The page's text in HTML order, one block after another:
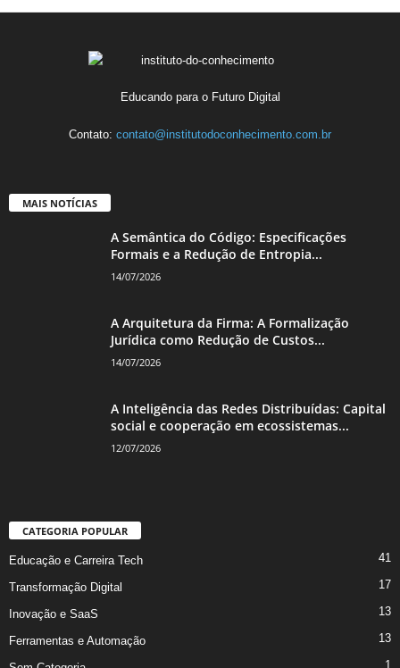
Educando para o Futuro Digital
Contato: contato@institutodoconhecimento.com.br
MAIS NOTÍCIAS
A Semântica do Código: Especificações
Formais e a Redução de Entropia...
14/07/2026
A Arquitetura da Firma: A Formalização
Jurídica como Redução de Custos...
14/07/2026
A Inteligência das Redes Distribuídas: Capital
social e cooperação em ecossistemas...
12/07/2026
CATEGORIA POPULAR
Educação e Carreira Tech 41
Transformação Digital 17
Inovação e SaaS 13
Ferramentas e Automação 13
1